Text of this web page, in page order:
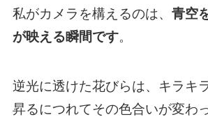
私がカメラを構えるのは、 青空
が映える瞬間です。
逆光に透けた花びらは、キラキ
昇るにつれてその色合いが変わ